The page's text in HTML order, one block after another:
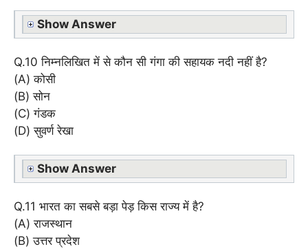
Show Answer
Q.10 निम्नलिखित में से कौन सी गंगा की सहायक नदी नहीं है?
(A) कोसी
(B) सोन
(C) गंडक
(D) सुवर्ण रेखा
Show Answer
Q.11 भारत का सबसे बड़ा पेड़ किस राज्य में है?
(A) राजस्थान
(B) उत्तर प्रदेश